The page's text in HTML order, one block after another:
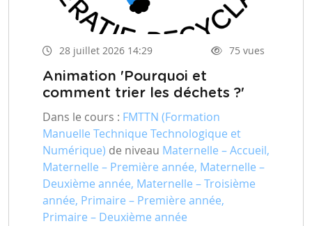
28 juillet 2026 14:29 75 vues
Animation 'Pourquoi et
comment trier les déchets ?'
Dans le cours : FMTTN (Formation
Manuelle Technique Technologique et
Numérique) de niveau Maternelle – Accueil,
Maternelle – Première année, Maternelle –
Deuxième année, Maternelle – Troisième
année, Primaire – Première année,
Primaire – Deuxième année